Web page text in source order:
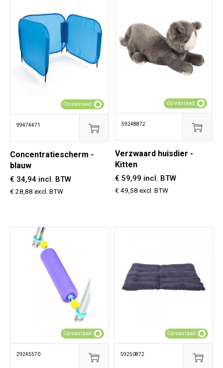
99474471
Op voorraad
Concentratiescherm -
blauw
€ 34,94 incl. BTW
€ 28,88 excl. BTW
59248872
Op voorraad
Verzwaard huisdier -
Kitten
€ 59,99 incl. BTW
€ 49,58 excl. BTW
29245570
Op voorraad
59250872
Op voorraad